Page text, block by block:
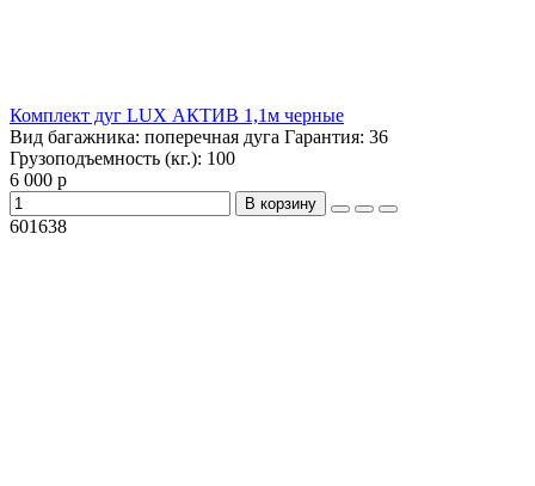
Комплект дуг LUX АКТИВ 1,1м черные
Вид багажника: поперечная дуга Гарантия: 36
Грузоподъемность (кг.): 100
6 000 р
В корзину
601638